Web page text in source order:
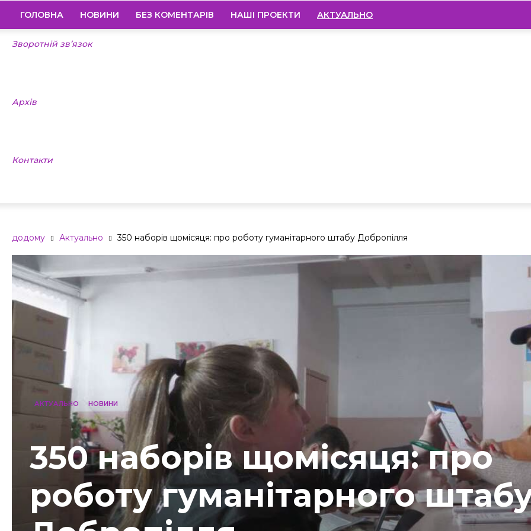
ГОЛОВНА НОВИНИ БЕЗ КОМЕНТАРІВ НАШІ ПРОЕКТИ АКТУАЛЬНО
Зворотній зв’язок
Архів
Контакти
додому Актуально 350 наборів щомісяця: про роботу гуманітарного штабу Добропілля
АКТУАЛЬНО НОВИНИ
350 наборів щомісяця: про
роботу гуманітарного